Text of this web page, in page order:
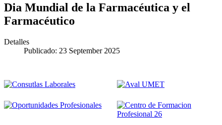
Dia Mundial de la Farmacéutica y el
Farmacéutico
Detalles
Publicado: 23 September 2025